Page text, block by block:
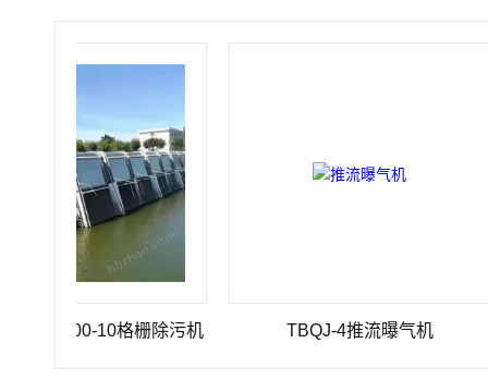
10格栅除污机 TBQJ-4推流曝气机